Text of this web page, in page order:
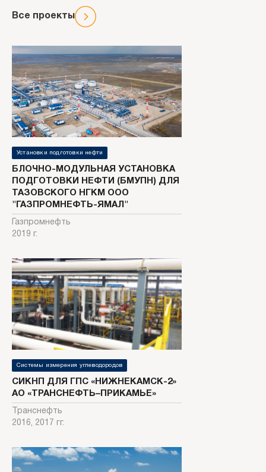
Все проекты
Установки подготовки нефти
БЛОЧНО-МОДУЛЬНАЯ УСТАНОВКА
ПОДГОТОВКИ НЕФТИ (БМУПН) ДЛЯ
ТАЗОВСКОГО НГКМ ООО
"ГАЗПРОМНЕФТЬ-ЯМАЛ"
Газпромнефть
2019 г.
Системы измерения углеводородов
СИКНП ДЛЯ ГПС «НИЖНЕКАМСК-2»
АО «ТРАНСНЕФТЬ–ПРИКАМЬЕ»
Транснефть
2016, 2017 гг.